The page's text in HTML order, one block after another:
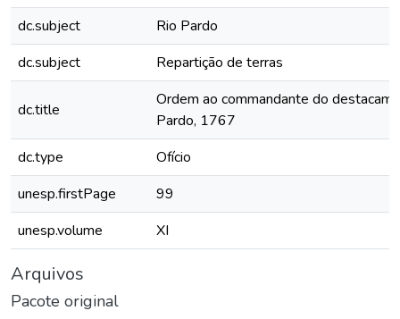
dc.subject
Rio Pardo
dc.subject
Repartição de terras
dc.title
Ordem ao commandante do
Pardo, 1767
dc.type
Ofício
unesp.firstPage
99
unesp.volume
XI
Arquivos
Pacote original